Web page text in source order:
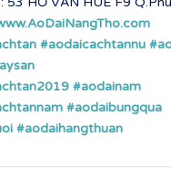
#aodaicachtannu
#aodainam
#aodaibungqua
#aodaihangthuan